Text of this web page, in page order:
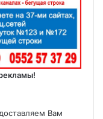
Вам